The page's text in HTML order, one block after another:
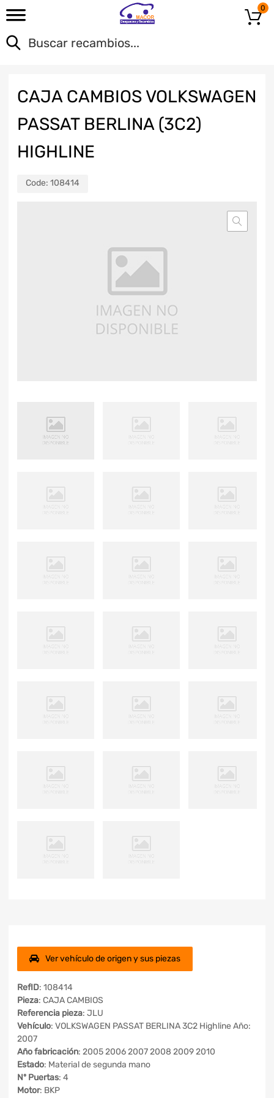
0
CAJA CAMBIOS VOLKSWAGEN
PASSAT BERLINA (3C2)
HIGHLINE
Code: 108414
Ver vehículo de origen y sus piezas
RefID: 108414
Pieza: CAJA CAMBIOS
Referencia pieza: JLU
Vehículo: VOLKSWAGEN PASSAT BERLINA 3C2 Highline Año:
2007
Año fabricación: 2005 2006 2007 2008 2009 2010
Estado: Material de segunda mano
Nº Puertas: 4
Motor: BKP